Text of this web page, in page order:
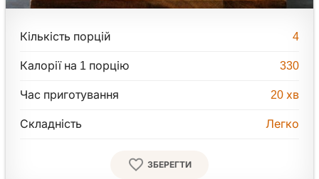
Кількість порцій 4
Калорії на 1 порцію 330
Час приготування 20 хв
Складність Легко
ЗБЕРЕГТИ